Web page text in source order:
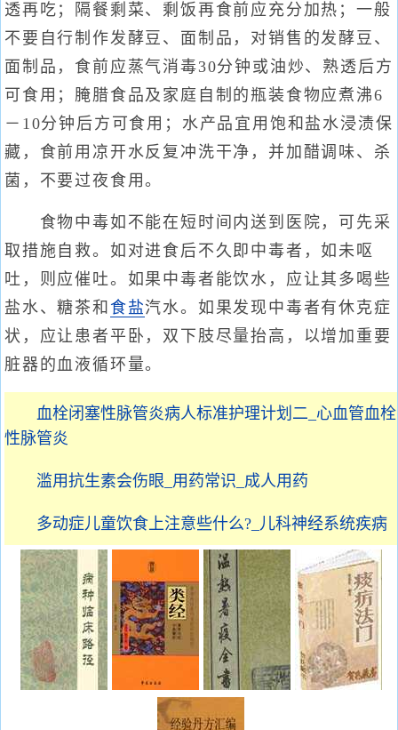
透再吃；隔餐剩菜、剩饭再食前应充分加热；一般
不要自行制作发酵豆、面制品，对销售的发酵豆、
面制品，食前应蒸气消毒30分钟或油炒、熟透后方
可食用；腌腊食品及家庭自制的瓶装食物应煮沸6
－10分钟后方可食用；水产品宜用饱和盐水浸渍保
藏，食前用凉开水反复冲洗干净，并加醋调味、杀
菌，不要过夜食用。
食物中毒如不能在短时间内送到医院，可先采
取措施自救。如对进食后不久即中毒者，如未呕
吐，则应催吐。如果中毒者能饮水，应让其多喝些
盐水、糖茶和 食盐汽水。如果发现中毒者有休克症
状，应让患者平卧，双下肢尽量抬高，以增加重要
脏器的血液循环量。
血栓闭塞性脉管炎病人标准护理计划二_心血管血栓
性脉管炎
滥用抗生素会伤眼_用药常识_成人用药
多动症儿童饮食上注意些什么?_儿科神经系统疾病